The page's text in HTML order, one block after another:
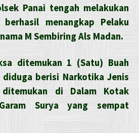
Panai tengah melakukan
menangkap Pelaku
M Sembiring Als Madan.
ditemukan 1 (Satu) Buah
berisi Narkotika Jenis
ditemukan di Dalam Kotak
Surya yang sempat